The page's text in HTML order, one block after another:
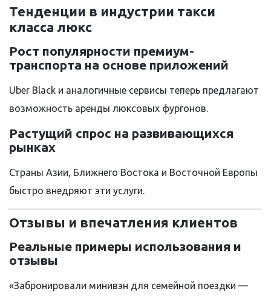
Тенденции в индустрии такси
класса люкс
Рост популярности премиум-
транспорта на основе приложений
Uber Black и аналогичные сервисы теперь предлагают
возможность аренды люксовых фургонов.
Растущий спрос на развивающихся
рынках
Страны Азии, Ближнего Востока и Восточной Европы
быстро внедряют эти услуги.
Отзывы и впечатления клиентов
Реальные примеры использования и
отзывы
«Забронировали минивэн для семейной поездки —